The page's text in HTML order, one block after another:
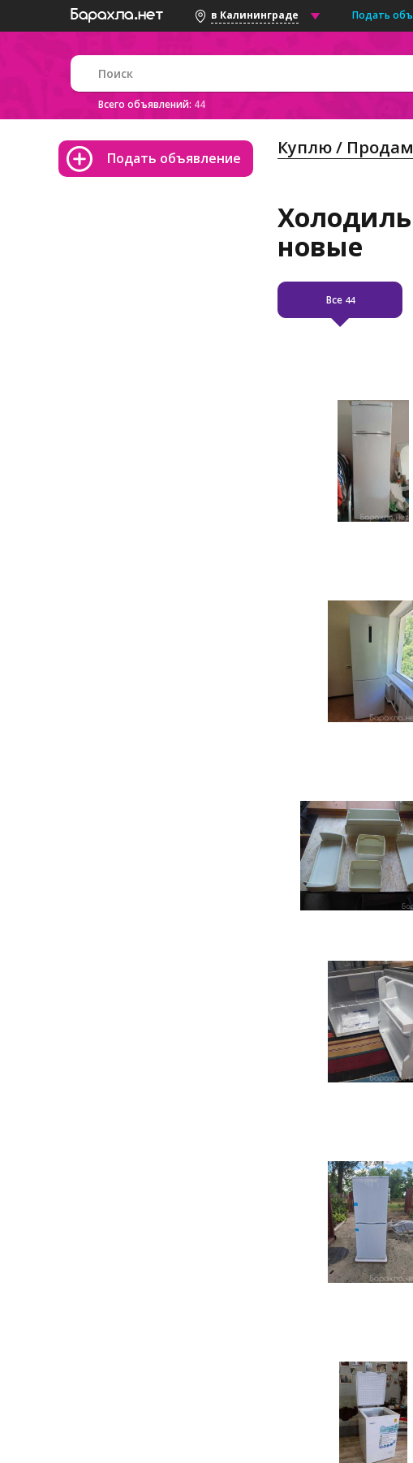
в Калининграде Подать
Всего объявлений: 44
Подать объявление Куплю / Продам
новые
Все 44